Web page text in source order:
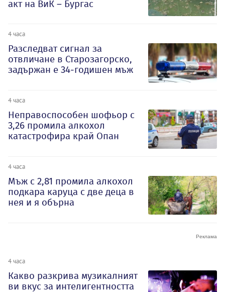
акт на ВиК – Бургас
4 часа
Разследват сигнал за
отвличане в Старозагорско,
задържан е 34-годишен мъж
4 часа
Неправоспособен шофьор с
3,26 промила алкохол
катастрофира край Опан
4 часа
Мъж с 2,81 промила алкохол
подкара каруца с две деца в
нея и я обърна
4 часа
Какво разкрива музикалният
ви вкус за интелигентността